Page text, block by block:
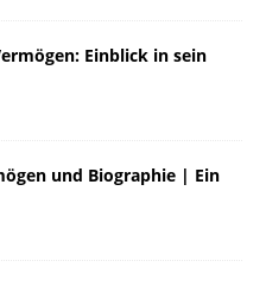
Einblick in sein
und Biographie | Ein